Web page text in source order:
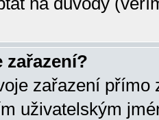
zařazení?
zařazení přímo
uživatelským